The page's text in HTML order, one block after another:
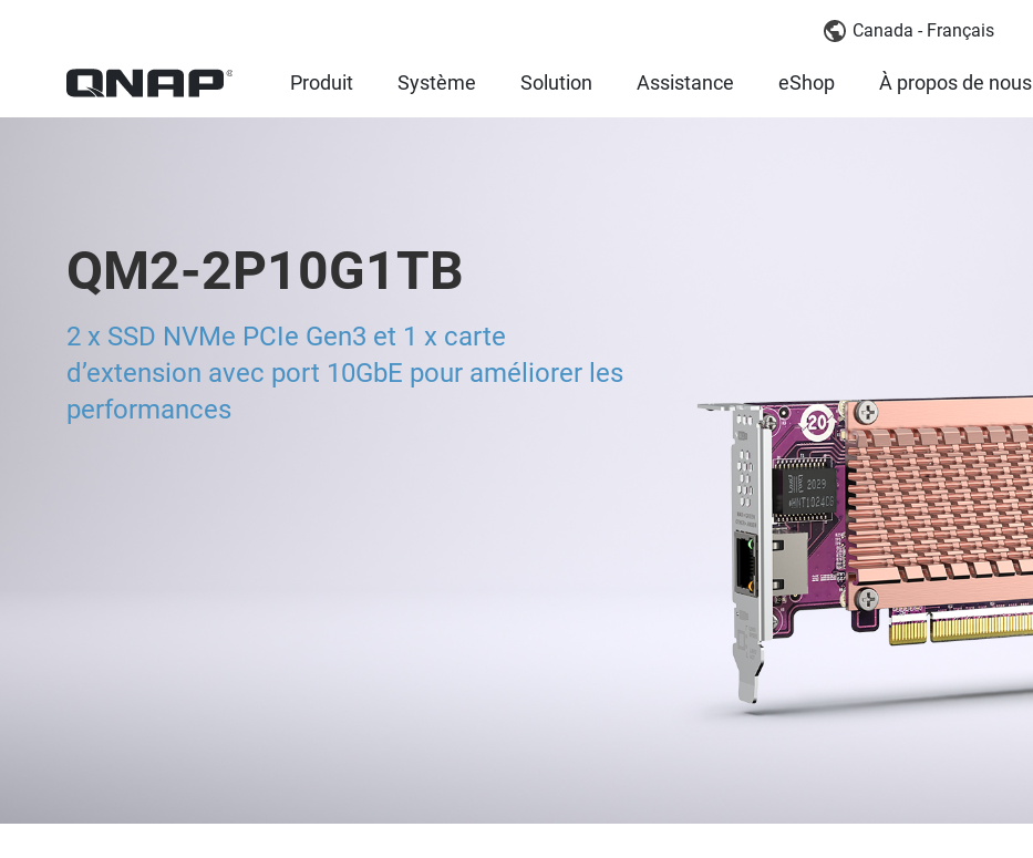
Canada - Français
Produit Système Solution Assistance eShop À propos de nous
QM2-2P10G1TB
2 x SSD NVMe PCIe Gen3 et 1 x carte
d’extension avec port 10GbE pour améliorer les
performances